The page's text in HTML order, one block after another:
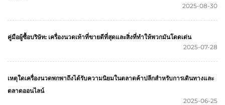
2025-08-30
คู่มือผู้ซื้อบริษัท: เครื่องนวดเท้าที่ขายดีที่สุดและสิ่งที่ทำให้พวกมันโดดเด่น
2025-07-28
เหตุใดเครื่องนวดพกพาถึงได้รับความนิยมในตลาดค้าปลีกสำหรับการเดินทางและ
ตลาดออนไลน์
2025-06-25